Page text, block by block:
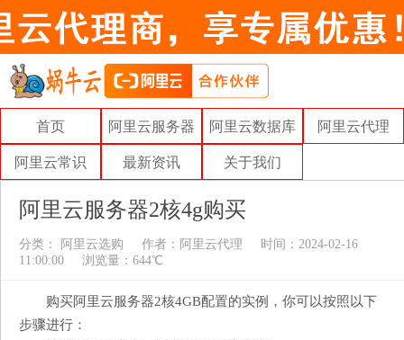
首页 阿里云服务器 阿里云数据库 阿里云代理
阿里云常识 最新资讯 关于我们
阿里云服务器2核4g购买
分类： 阿里云选购 作者： 阿里云代理
时间：2024-02-16
11:00:00
浏览量：644℃
购买阿里云服务器2核4GB配置的实例，你可以按照以下
步骤进行：